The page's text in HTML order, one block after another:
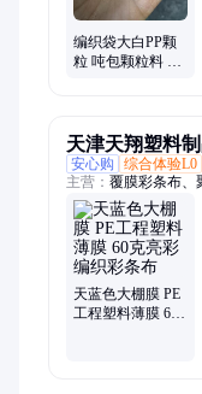
编织袋大白PP颗
粒 吨包颗粒料 大
天津天翔塑料
安心购
综合体验L0
主营： 覆膜彩条布、
天蓝色大棚膜 PE
工程塑料薄膜 60